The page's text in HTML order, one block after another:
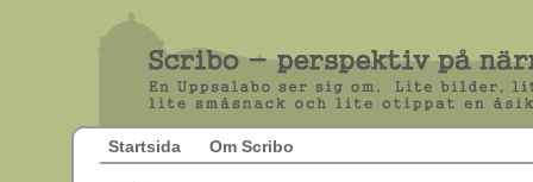
Startsida Om Scribo